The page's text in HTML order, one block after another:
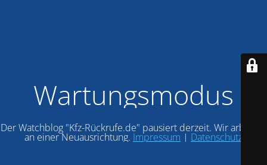
Wartungsmodus
Der Watchblog "Kfz-Rückrufe.de" pausiert derzeit. Wir arbeiten
an einer Neuausrichtung. Impressum | Datenschutz